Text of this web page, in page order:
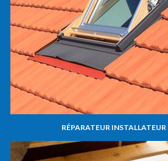
RÉPARATEUR INSTALLATEUR